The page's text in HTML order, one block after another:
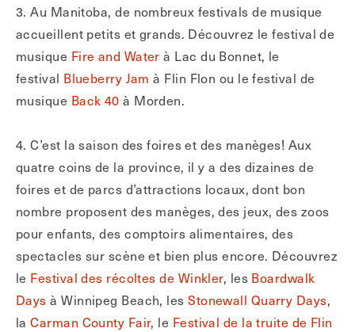
3. Au Manitoba, de nombreux festivals de musique
accueillent petits et grands. Découvrez le festival de
musique Fire and Water à Lac du Bonnet, le
festival Blueberry Jam à Flin Flon ou le festival de
musique Back 40 à Morden.
4. C’est la saison des foires et des manèges! Aux
quatre coins de la province, il y a des dizaines de
foires et de parcs d’attractions locaux, dont bon
nombre proposent des manèges, des jeux, des zoos
pour enfants, des comptoirs alimentaires, des
spectacles sur scène et bien plus encore. Découvrez
le Festival des récoltes de Winkler, les Boardwalk
Days à Winnipeg Beach, lesStonewall Quarry Days,
laCarman County Fair, le Festival de la truite de Flin